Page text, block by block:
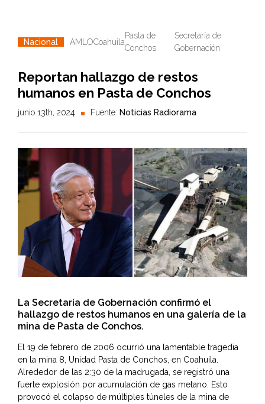
Nacional AMLOCoahuila
Pasta de
Conchos
Secretaría de
Gobernación
Reportan hallazgo de restos
humanos en Pasta de Conchos
junio 13th, 2024 Fuente: Noticias Radiorama
La Secretaría de Gobernación confirmó el
hallazgo de restos humanos en una galería de la
mina de Pasta de Conchos.
El 19 de febrero de 2006 ocurrió una lamentable tragedia
en la mina 8, Unidad Pasta de Conchos, en Coahuila.
Alrededor de las 2:30 de la madrugada, se registró una
fuerte explosión por acumulación de gas metano. Esto
provocó el colapso de múltiples túneles de la mina de